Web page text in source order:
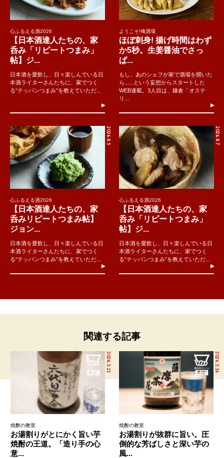
心ふるえる酒2026
【日本酒達人たちの、家
呑み「リピートつまみ」
帖】ジ...
日本酒を愛飲し、日々楽しんでいる日
本酒ライターさんたちに、家でつく
る“テッパンつまみ”を教えていただ...
ようこそ!俺酒場
ほぼ刺身! 揚げ時間はわず
か5秒。生姜醤油でさっ
ぱ...
もし、あのシェフが家で酒場を開いた
ら......という妄想からスタートした
WEB連載。3人目は、鎌倉「オステ
リ...
2026.8.5
心ふるえる酒2026
【日本酒達人たちの、家
呑みリピートつまみ帖】
ジョン...
日本酒を愛飲し、日々楽しんでいる日
本酒ライターさんたちに、家でつく
る“テッパンつまみ”を教えていただ...
2026.8.7
心ふるえる酒2026
【日本酒達人たちの、家
呑み「リピートつまみ」
帖】ジ...
日本酒を愛飲し、日々楽しんでいる日
本酒ライターさんたちに、家でつく
る“テッパンつまみ”を教えていただ...
関連する記事
2026.3.21
焼酎の教室
お湯割りがとにかく旨い芋
焼酎の王道。「造り手の心
意...
2026.3.16
焼酎の教室
お湯割りが抜群に旨い。圧
倒的な芳ばしさと深い芋の
風...